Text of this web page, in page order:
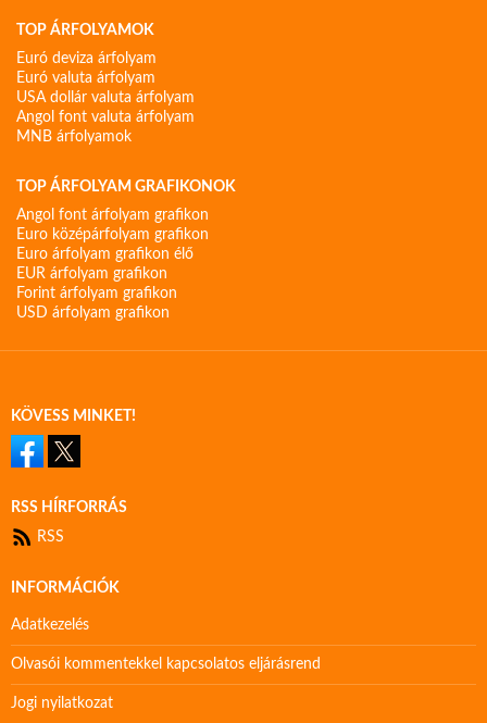
TOP ÁRFOLYAMOK
Euró deviza árfolyam
Euró valuta árfolyam
USA dollár valuta árfolyam
Angol font valuta árfolyam
MNB árfolyamok
TOP ÁRFOLYAM GRAFIKONOK
Angol font árfolyam grafikon
Euro középárfolyam grafikon
Euro árfolyam grafikon élő
EUR árfolyam grafikon
Forint árfolyam grafikon
USD árfolyam grafikon
KÖVESS MINKET!
RSS HÍRFORRÁS
RSS
INFORMÁCIÓK
Adatkezelés
Olvasói kommentekkel kapcsolatos eljárásrend
Jogi nyilatkozat